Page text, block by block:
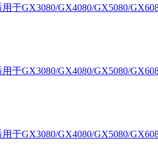
于GX3080/GX4080/GX5080/
于GX3080/GX4080/GX5080/
于GX3080/GX4080/GX5080/